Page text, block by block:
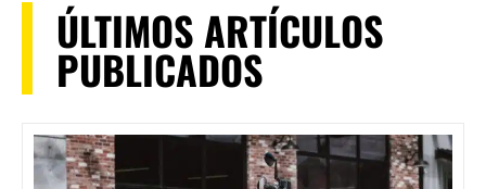
ÚLTIMOS ARTÍCULOS
PUBLICADOS